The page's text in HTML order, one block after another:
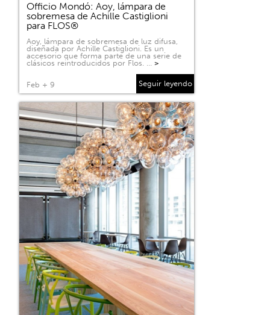
Officio Mondó: Aoy, lámpara de
sobremesa de Achille Castiglioni
para FLOS®
Aoy, lámpara de sobremesa de luz difusa,
diseñada por Achille Castiglioni. Es un
accesorio que forma parte de una serie de
clásicos reintroducidos por Flos. … >
Feb + 9 Seguir leyendo